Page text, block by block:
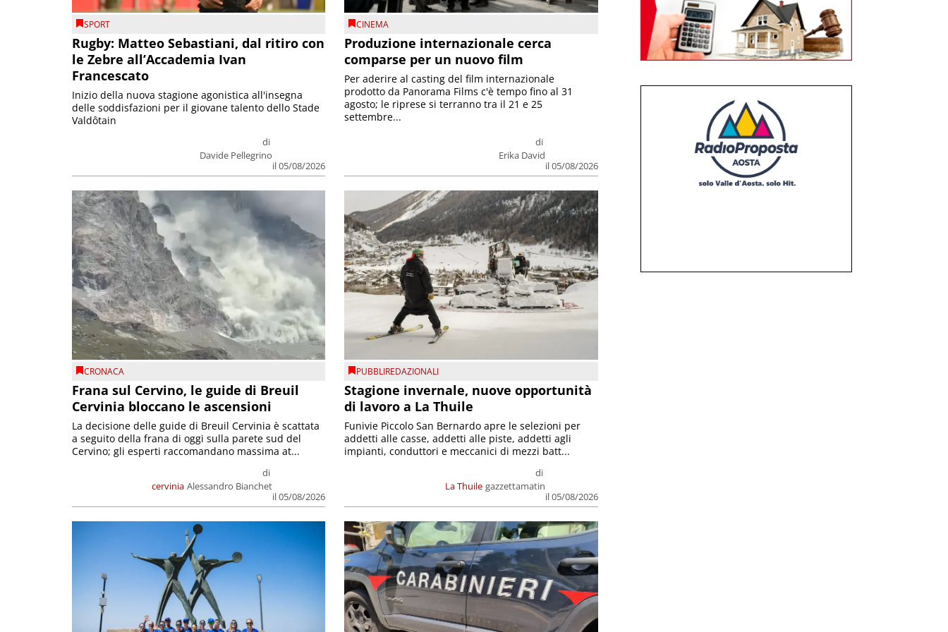
SPORT
Rugby: Matteo Sebastiani, dal ritiro con
le Zebre all’Accademia Ivan
Francescato
di
Davide Pellegrino
il 05/08/2026
Inizio della nuova stagione agonistica all'insegna
delle soddisfazioni per il giovane talento dello Stade
Valdôtain
CINEMA
Produzione internazionale cerca
comparse per un nuovo film
di
Erika David
il 05/08/2026
Per aderire al casting del film internazionale
prodotto da Panorama Films c'è tempo fino al 31
agosto; le riprese si terranno tra il 21 e 25
settembre...
CRONACA
Frana sul Cervino, le guide di Breuil
Cervinia bloccano le ascensioni
cervinia
di
Alessandro Bianchet
il 05/08/2026
La decisione delle guide di Breuil Cervinia è scattata
a seguito della frana di oggi sulla parete sud del
Cervino; gli esperti raccomandano massima at...
PUBBLIREDAZIONALI
Stagione invernale, nuove opportunità
di lavoro a La Thuile
La Thuile
di
gazzettamatin
il 05/08/2026
Funivie Piccolo San Bernardo apre le selezioni per
addetti alle casse, addetti alle piste, addetti agli
impianti, conduttori e meccanici di mezzi batt...